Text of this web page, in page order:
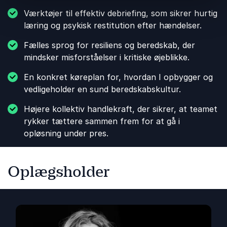
Værktøjer til effektiv debriefing, som sikrer hurtig
læring og psykisk restitution efter hændelser.
Fælles sprog for resiliens og beredskab, der
mindsker misforståelser i kritiske øjeblikke.
En konkret køreplan for, hvordan I opbygger og
vedligeholder en sund beredskabskultur.
Højere kollektiv handlekraft, der sikrer, at teamet
rykker tættere sammen frem for at gå i
opløsning under pres.
Oplægsholder